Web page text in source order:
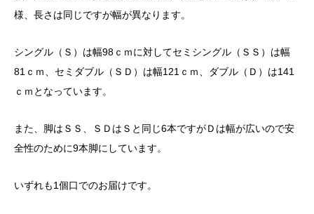
様、長さは同じですが幅が異なります。
シングル（Ｓ）は幅98ｃｍに対してセミシングル（ＳＳ）は幅
81ｃｍ、セミダブル（ＳＤ）は幅121ｃｍ、ダブル（Ｄ）は141
ｃｍとなっています。
また、脚はＳＳ、ＳＤはＳと同じ6本ですがＤは幅が広いので安
全性のために9本脚にしています。
いずれも1個口でのお届けです。